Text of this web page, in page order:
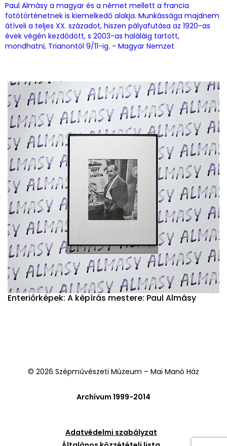
Paul Almásy a magyar és a német mellett a francia
fotótörténetnek is kiemelkedő alakja. Munkássága majdnem
átíveli a teljes XX. századot, hiszen pályafutása az 1920-as
évek végén kezdődött, s 2003-as haláláig tartott,
mondhatni, Trianontól 9/11-ig. - Magyar Nemzet
Enteriőrképek: A képírás mestere: Paul Almásy
© 2026 Szépművészeti Múzeum – Mai Manó Ház
Archívum 1999-2014
Adatvédelmi szabályzat